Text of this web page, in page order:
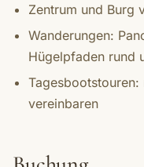
Zentrum und Burg
Wanderungen:
Hügelpfaden rund
vereinbaren